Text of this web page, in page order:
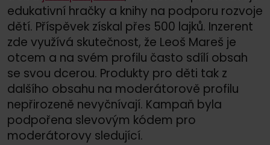
edukativní hračky a knihy na podporu rozvoje
dětí. Příspěvek získal přes 500 lajků. Inzerent
zde využívá skutečnost, že Leoš Mareš je
otcem a na svém profilu často sdílí obsah
se svou dcerou. Produkty pro děti tak z
dalšího obsahu na moderátorově profilu
nepřirozeně nevyčnívají. Kampaň byla
podpořena slevovým kódem pro
moderátorovy sledující.